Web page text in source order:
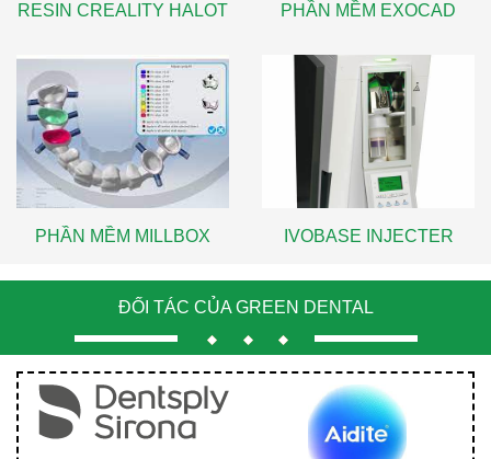
RESIN CREALITY HALOT PHẦN MỀM EXOCAD
PHẦN MỀM MILLBOX IVOBASE INJECTER
ĐỐI TÁC CỦA GREEN DENTAL